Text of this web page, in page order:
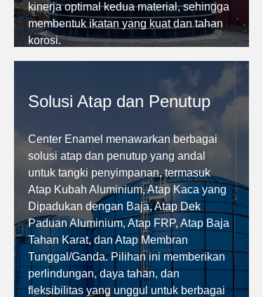
kinerja optimal kedua material, sehingga
membentuk ikatan yang kuat dan tahan
korosi.
Solusi Atap dan Penutup
Center Enamel menawarkan berbagai
solusi atap dan penutup yang andal
untuk tangki penyimpanan, termasuk
Atap Kubah Aluminium, Atap Kaca yang
Dipadukan dengan Baja, Atap Dek
Paduan Aluminium, Atap FRP, Atap Baja
Tahan Karat, dan Atap Membran
Tunggal/Ganda. Pilihan ini memberikan
perlindungan, daya tahan, dan
fleksibilitas yang unggul untuk berbagai